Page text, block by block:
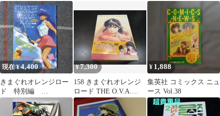
SERIES&THE O.V.A.セ
現在 ¥4,400
きまぐれオレンジロー
ド 特別編
VOL.157 パニックin
銭湯 1996年SJ
¥7,300
158 きまぐれオレンジ
ロード THE O.V.A.
DVD-BOX
¥ 1,888
集英社 コミックス ニュ
ース Vol.38